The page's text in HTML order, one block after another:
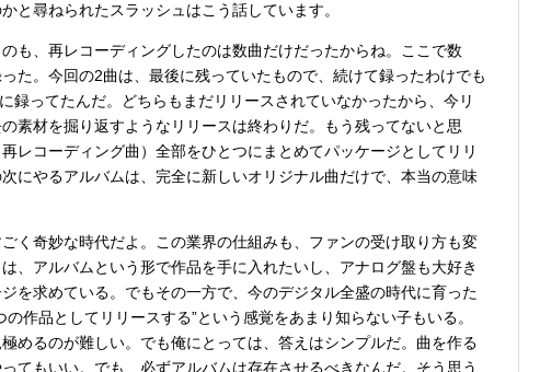
と尋ねられたスラッシュはこう話しています。
も、再レコーディングしたのは数曲だけだったからね。ここで数
た。今回の2曲は、最後に残っていたもので、続けて録ったわけでも
に録ってたんだ。どちらもまだリリースされていなかったから、今リ
素材を掘り返すようなリリースは終わりだ。もう残ってないと思
レコーディング曲）全部をひとつにまとめてパッケージとしてリリ
にやるアルバムは、完全に新しいオリジナル曲だけで、本当の意味
く奇妙な時代だよ。この業界の仕組みも、ファンの受け取り方も変
、アルバムという形で作品を手に入れたいし、アナログ盤も大好き
を求めている。でもその一方で、今のデジタル全盛の時代に育った
作品としてリリースする”という感覚をあまり知らない子もいる。
めるのが難しい。でも俺にとっては、答えはシンプルだ。曲を作る
てもいい。でも、必ずアルバムは存在させるべきなんだ。そう思う